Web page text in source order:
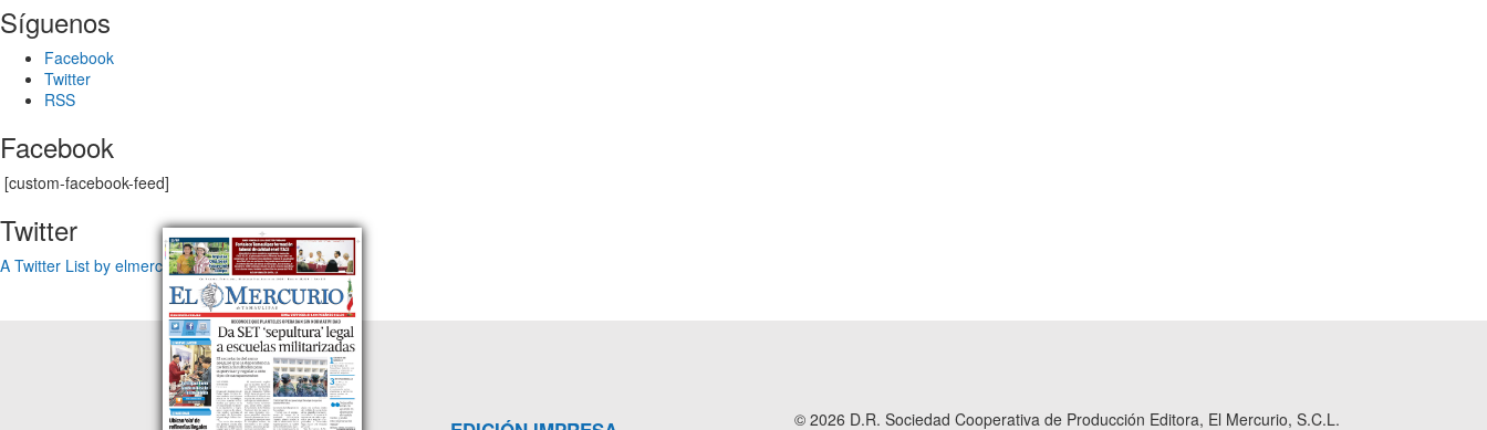
Síguenos
Facebook
Twitter
RSS
Facebook
[custom-facebook-feed]
Twitter
A Twitter List by elmercuriotam
© 2026 D.R. Sociedad Cooperativa de Producción Editora, El Mercurio, S.C.L.